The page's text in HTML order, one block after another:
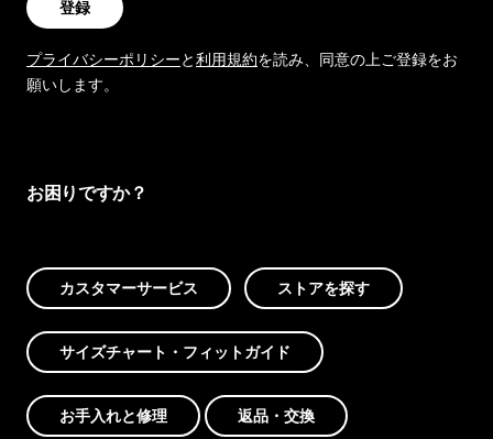
登録
プライバシーポリシーと利用規約を読み、同意の上ご登録をお
願いします。
お困りですか？
カスタマーサービス ストアを探す
サイズチャート・フィットガイド
お手入れと修理 返品・交換